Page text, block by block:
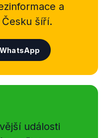
a
šíří.
WhatsApp
události